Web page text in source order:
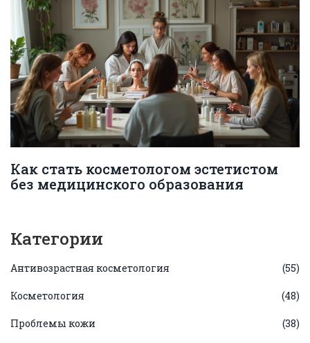
Как стать косметологом эстетистом
без медицинского образования
Категории
Антивозрастная косметология (55)
Косметология (48)
Проблемы кожи (38)